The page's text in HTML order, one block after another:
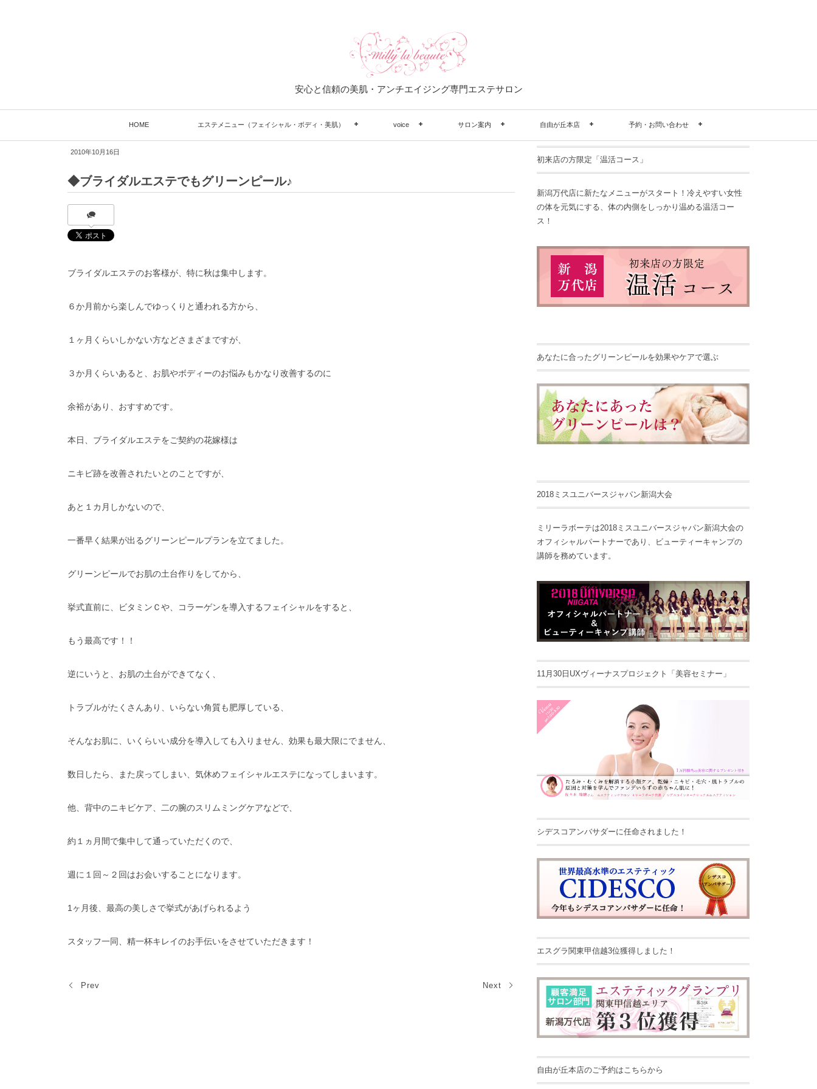
安心と信頼の美肌・アンチエイジング専門エステサロン
HOME エステメニュー（フェイシャル・ボディ・美肌） voice サロン案内 自由が丘本店 予約・お問い合わせ
2010年10月16日
◆ブライダルエステでもグリーンピール♪
ブライダルエステのお客様が、特に秋は集中します。
６か月前から楽しんでゆっくりと通われる方から、
１ヶ月くらいしかない方などさまざまですが、
３か月くらいあると、お肌やボディーのお悩みもかなり改善するのに
余裕があり、おすすめです。
本日、ブライダルエステをご契約の花嫁様は
ニキビ跡を改善されたいとのことですが、
あと１カ月しかないので、
一番早く結果が出るグリーンピールプランを立てました。
グリーンピールでお肌の土台作りをしてから、
挙式直前に、ビタミンＣや、コラーゲンを導入するフェイシャルをすると、
もう最高です！！
逆にいうと、お肌の土台ができてなく、
トラブルがたくさんあり、いらない角質も肥厚している、
そんなお肌に、いくらいい成分を導入しても入りません、効果も最大限にでません、
数日したら、また戻ってしまい、気休めフェイシャルエステになってしまいます。
他、背中のニキビケア、二の腕のスリムミングケアなどで、
約１ヵ月間で集中して通っていただくので、
週に１回～２回はお会いすることになります。
1ヶ月後、最高の美しさで挙式があげられるよう
スタッフ一同、精一杯キレイのお手伝いをさせていただきます！
Prev Next
初来店の方限定「温活コース」
新潟万代店に新たなメニューがスタート！冷えやすい女性
の体を元気にする、体の内側をしっかり温める温活コー
ス！
あなたに合ったグリーンピールを効果やケアで選ぶ
2018ミスユニバースジャパン新潟大会
ミリーラボーテは2018ミスユニバースジャパン新潟大会の
オフィシャルパートナーであり、ビューティーキャンプの
講師を務めています。
11月30日UXヴィーナスプロジェクト「美容セミナー」
シデスコアンバサダーに任命されました！
エスグラ関東甲信越3位獲得しました！
自由が丘本店のご予約はこちらから